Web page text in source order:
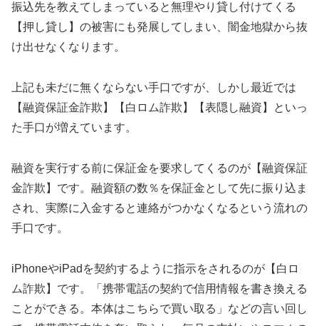
振込先を教えてしまっていると無理やり貸し付けてくる
【押し貸し】の被害にも発展してしまい、闇金地獄から抜
け出せなくなります。
上記も未だに無くならない手口ですが、しかし最近では
【融資保証金詐欺】【白ロム詐欺】【表隠し融資】といっ
た手口が増えています。
融資を実行する前に保証金を要求してくるのが【融資保証
金詐欺】です。融資額の数％を保証金として先に振り込ま
され、実際に入金すると連絡がつかなくなるという流れの
手口です。
iPhoneやiPadを契約するように指示をされるのが【白ロ
ム詐欺】です。「携帯電話の契約で信用情報を書き換える
ことができる。本体はこちらで買い取る」などの言い回し